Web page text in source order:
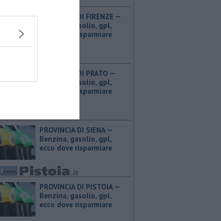
PROVINCIA DI FIRENZE — ​
Benzina, gasolio, gpl,
ecco dove risparmiare
PROVINCIA DI PRATO — ​
Benzina, gasolio, gpl,
ecco dove risparmiare
PROVINCIA DI SIENA — ​
Benzina, gasolio, gpl,
ecco dove risparmiare
PROVINCIA DI PISTOIA — ​
Benzina, gasolio, gpl,
ecco dove risparmiare